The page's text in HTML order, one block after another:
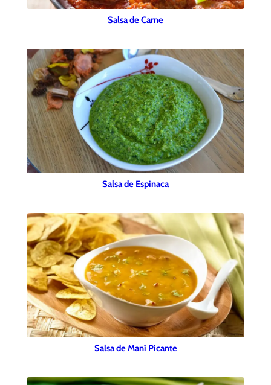
Salsa de Carne
Salsa de Espinaca
Salsa de Maní Picante